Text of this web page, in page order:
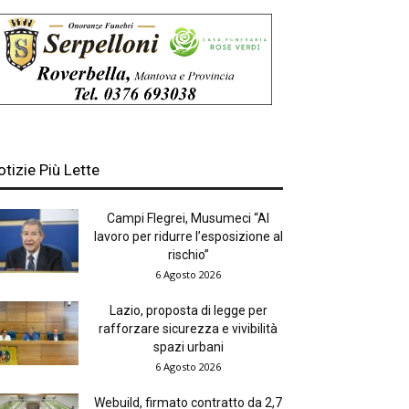
Più Lette
Campi Flegrei, Musumeci “Al
lavoro per ridurre l’esposizione al
rischio”
6 Agosto 2026
Lazio, proposta di legge per
rafforzare sicurezza e vivibilità
spazi urbani
6 Agosto 2026
Webuild, firmato contratto da 2,7